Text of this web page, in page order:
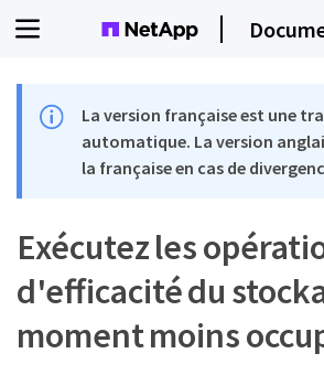
La version française est une
automatique. La version
la française en cas de
Exécutez les
d'efficacité du
moment moins